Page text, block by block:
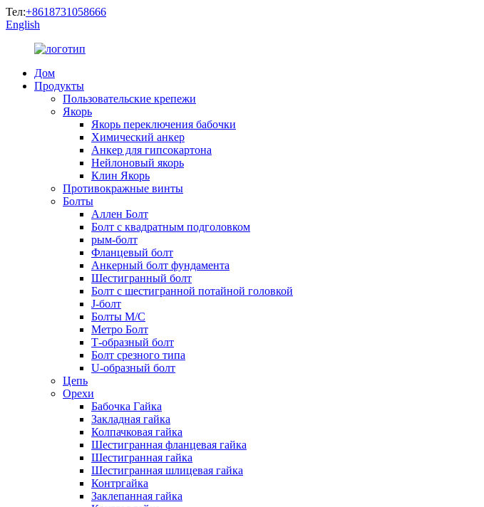
Тел:+8618731058666
English
Дом
Продукты
Пользовательские крепежи
Якорь
Якорь переключения бабочки
Химический анкер
Анкер для гипсокартона
Нейлоновый якорь
Клин Якорь
Противокражные винты
Болты
Аллен Болт
Болт с квадратным подголовком
рым-болт
Фланцевый болт
Анкерный болт фундамента
Шестигранный болт
Болт с шестигранной потайной головкой
J-болт
Болты М/С
Метро Болт
Т-образный болт
Болт срезного типа
U-образный болт
Цепь
Орехи
Бабочка Гайка
Закладная гайка
Колпачковая гайка
Шестигранная фланцевая гайка
Шестигранная гайка
Шестигранная шлицевая гайка
Контргайка
Заклепанная гайка